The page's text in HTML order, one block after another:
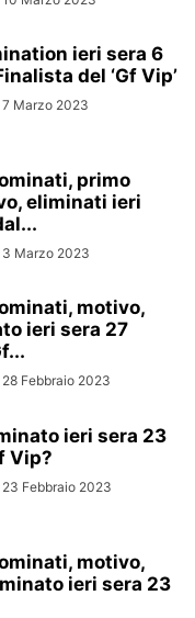
ieri sera 6
del ‘Gf Vip’
7 Marzo 2023
primo
eliminati ieri
3 Marzo 2023
motivo,
ieri sera 27
28 Febbraio 2023
ieri sera 23
Vip?
23 Febbraio 2023
motivo,
ieri sera 23